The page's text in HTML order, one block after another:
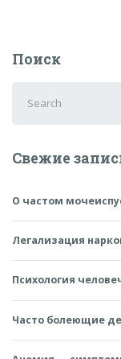
Поиск
for:
Свежие
О частом
Легализация
Психология
Часто болеющие